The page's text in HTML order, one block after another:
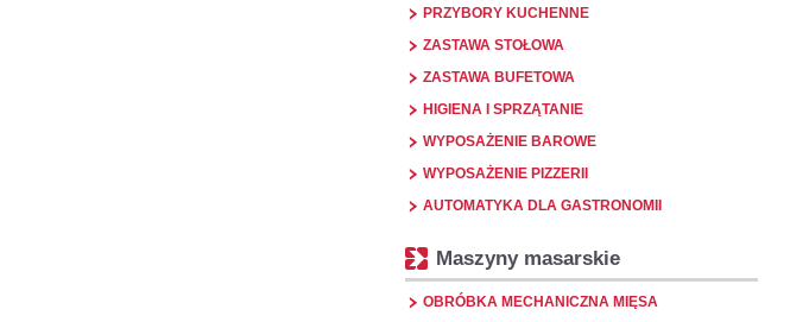
PRZYBORY KUCHENNE
ZASTAWA STOŁOWA
ZASTAWA BUFETOWA
HIGIENA I SPRZĄTANIE
WYPOSAŻENIE BAROWE
WYPOSAŻENIE PIZZERII
AUTOMATYKA DLA GASTRONOMII
Maszyny masarskie
OBRÓBKA MECHANICZNA MIĘSA